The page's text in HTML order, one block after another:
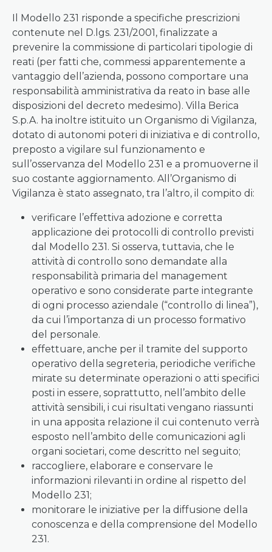
Il Modello 231 risponde a specifiche prescrizioni
contenute nel D.lgs. 231/2001, finalizzate a
prevenire la commissione di particolari tipologie di
reati (per fatti che, commessi apparentemente a
vantaggio dell’azienda, possono comportare una
responsabilità amministrativa da reato in base alle
disposizioni del decreto medesimo). Villa Berica
S.p.A. ha inoltre istituito un Organismo di Vigilanza,
dotato di autonomi poteri di iniziativa e di controllo,
preposto a vigilare sul funzionamento e
sull’osservanza del Modello 231 e a promuoverne il
suo costante aggiornamento. All’Organismo di
Vigilanza è stato assegnato, tra l’altro, il compito di:
verificare l’effettiva adozione e corretta
applicazione dei protocolli di controllo previsti
dal Modello 231. Si osserva, tuttavia, che le
attività di controllo sono demandate alla
responsabilità primaria del management
operativo e sono considerate parte integrante
di ogni processo aziendale (“controllo di linea”),
da cui l’importanza di un processo formativo
del personale.
effettuare, anche per il tramite del supporto
operativo della segreteria, periodiche verifiche
mirate su determinate operazioni o atti specifici
posti in essere, soprattutto, nell’ambito delle
attività sensibili, i cui risultati vengano riassunti
in una apposita relazione il cui contenuto verrà
esposto nell’ambito delle comunicazioni agli
organi societari, come descritto nel seguito;
raccogliere, elaborare e conservare le
informazioni rilevanti in ordine al rispetto del
Modello 231;
monitorare le iniziative per la diffusione della
conoscenza e della comprensione del Modello
231.